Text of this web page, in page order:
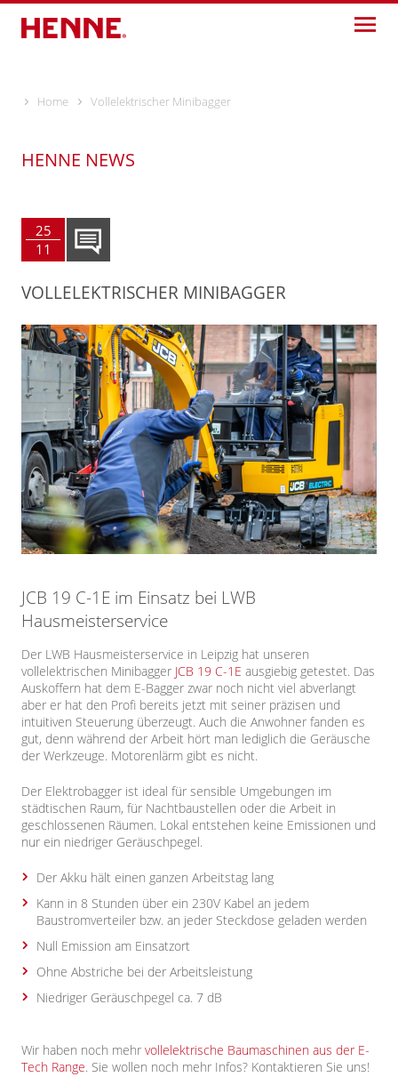
Skip
content
Home Vollelektrischer Minibagger
HENNE NEWS
25
11
VOLLELEKTRISCHER MINIBAGGER
JCB 19 C-1E im Einsatz bei LWB
Hausmeisterservice
Der LWB Hausmeisterservice in Leipzig hat unseren
vollelektrischen Minibagger JCB 19 C-1E ausgiebig getestet. Das
Auskoffern hat dem E-Bagger zwar noch nicht viel abverlangt
aber er hat den Profi bereits jetzt mit seiner präzisen und
intuitiven Steuerung überzeugt. Auch die Anwohner fanden es
gut, denn während der Arbeit hört man lediglich die Geräusche
der Werkzeuge. Motorenlärm gibt es nicht.
Der Elektrobagger ist ideal für sensible Umgebungen im
städtischen Raum, für Nachtbaustellen oder die Arbeit in
geschlossenen Räumen. Lokal entstehen keine Emissionen und
nur ein niedriger Geräuschpegel.
Der Akku hält einen ganzen Arbeitstag lang
Kann in 8 Stunden über ein 230V Kabel an jedem
Baustromverteiler bzw. an jeder Steckdose geladen werden
Null Emission am Einsatzort
Ohne Abstriche bei der Arbeitsleistung
Niedriger Geräuschpegel ca. 7 dB
Wir haben noch mehr vollelektrische Baumaschinen aus der E-
Tech Range. Sie wollen noch mehr Infos? Kontaktieren Sie uns!